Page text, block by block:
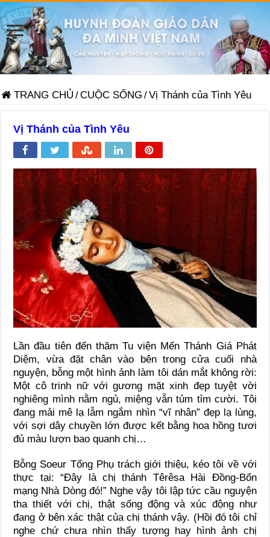
TRANG CHỦ /CUỘC SỐNG /Vị Thánh của Tình Yêu
Vị Thánh của Tình Yêu
Lần đầu tiên đến thăm Tu viện Mến Thánh Giá Phát
Diệm, vừa đặt chân vào bên trong cửa cuối nhà
nguyện, bỗng một hình ảnh làm tôi dán mắt không rời:
Một cô trinh nữ với gương mặt xinh đẹp tuyệt vời
nghiêng mình nằm ngủ, miệng vẫn tủm tỉm cười. Tôi
đang mải mê lạ lẫm ngắm nhìn “vĩ nhân” đẹp lạ lùng,
với sợi dây chuyền lớn được kết bằng hoa hồng tươi
đủ màu lượn bao quanh chị…
Bỗng Soeur Tổng Phụ trách giới thiệu, kéo tôi về với
thực tại: “Đây là chị thánh Têrêsa Hài Đồng-Bổn
mạng Nhà Dòng đó!” Nghe vậy tôi lập tức cầu nguyện
tha thiết với chị, thật sống động và xúc động như
đang ở bên xác thật của chị thánh vậy. (Hồi đó tôi chỉ
nghe chứ chưa nhìn thấy tượng hay hình ảnh chị